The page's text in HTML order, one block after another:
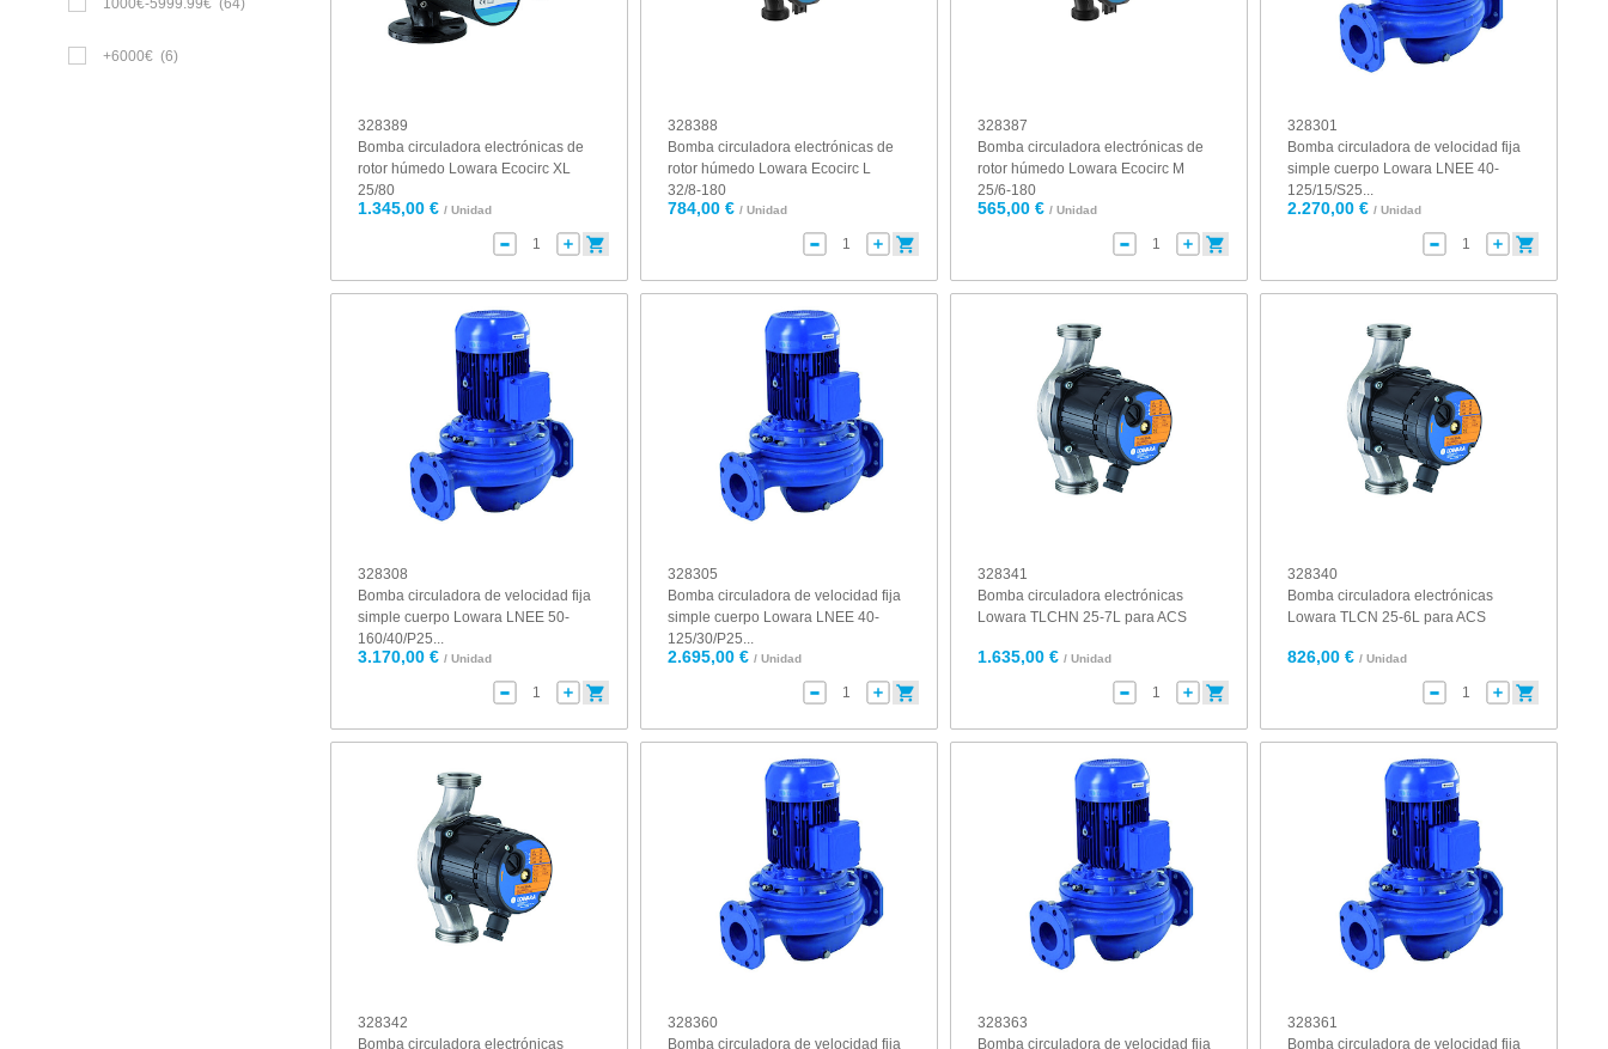
1000€-5999.99€ (64)
+6000€ (6)
328389
Bomba circuladora electrónicas de
rotor húmedo Lowara Ecocirc XL
25/80
1.345,00 € / Unidad
328388
Bomba circuladora electrónicas de
rotor húmedo Lowara Ecocirc L
32/8-180
784,00 € / Unidad
328387
Bomba circuladora electrónicas de
rotor húmedo Lowara Ecocirc M
25/6-180
565,00 € / Unidad
328301
Bomba circuladora de velocidad fija
simple cuerpo Lowara LNEE 40-
125/15/S25...
2.270,00 € / Unidad
328308
Bomba circuladora de velocidad fija
simple cuerpo Lowara LNEE 50-
160/40/P25...
3.170,00 € / Unidad
328305
Bomba circuladora de velocidad fija
simple cuerpo Lowara LNEE 40-
125/30/P25...
2.695,00 € / Unidad
328341
Bomba circuladora electrónicas
Lowara TLCHN 25-7L para ACS
1.635,00 € / Unidad
328340
Bomba circuladora electrónicas
Lowara TLCN 25-6L para ACS
826,00 € / Unidad
328342
Bomba circuladora electrónicas
328360
Bomba circuladora de velocidad fija
328363
Bomba circuladora de velocidad fija
328361
Bomba circuladora de velocidad fija